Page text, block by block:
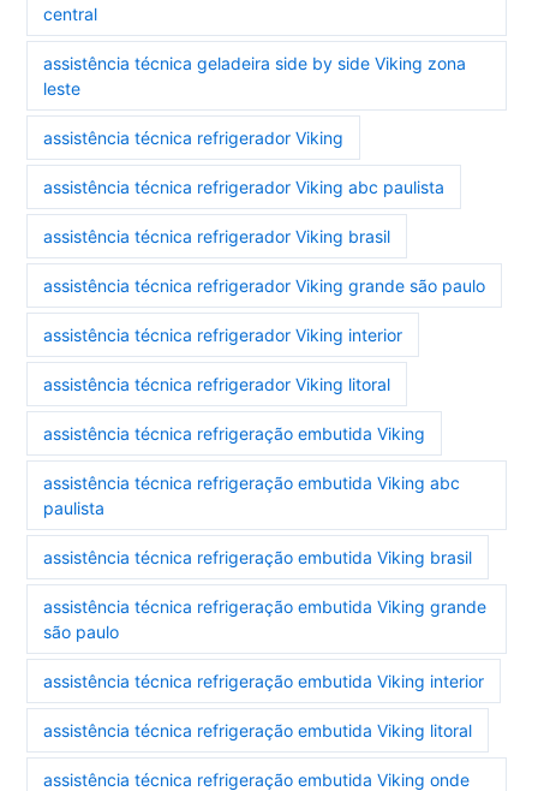
central
assistência técnica geladeira side by side Viking zona
leste
assistência técnica refrigerador Viking
assistência técnica refrigerador Viking abc paulista
assistência técnica refrigerador Viking brasil
assistência técnica refrigerador Viking grande são paulo
assistência técnica refrigerador Viking interior
assistência técnica refrigerador Viking litoral
assistência técnica refrigeração embutida Viking
assistência técnica refrigeração embutida Viking abc
paulista
assistência técnica refrigeração embutida Viking brasil
assistência técnica refrigeração embutida Viking grande
são paulo
assistência técnica refrigeração embutida Viking interior
assistência técnica refrigeração embutida Viking litoral
assistência técnica refrigeração embutida Viking onde